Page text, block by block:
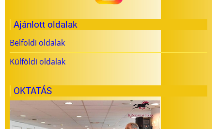
Ajánlott oldalak
Belfoldi oldalak
Külföldi oldalak
OKTATÁS